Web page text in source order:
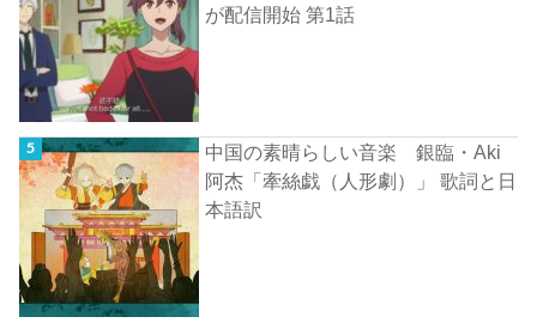
が配信開始 第1話
中国の素晴らしい音楽 銀臨・Aki
阿杰「牽絲戯（人形劇）」 歌詞と日
本語訳